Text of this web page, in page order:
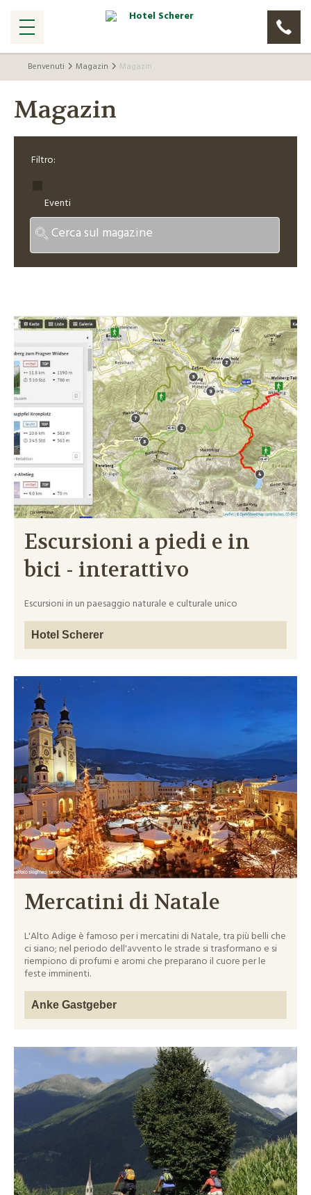
Benvenuti Magazin Magazin
Magazin
Filtro:
Eventi
Escursioni a piedi e in
bici - interattivo
Escursioni in un paesaggio naturale e culturale unico
Hotel Scherer
Mercatini di Natale
L'Alto Adige è famoso per i mercatini di Natale, tra più belli che
ci siano; nel periodo dell'avvento le strade si trasformano e si
riempiono di profumi e aromi che preparano il cuore per le
feste imminenti.
Anke Gastgeber